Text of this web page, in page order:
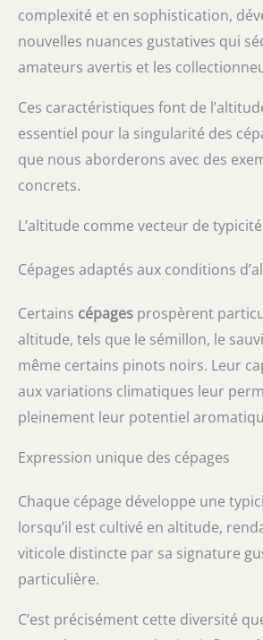
complexité et en sophistication,
nouvelles nuances gustatives qui
amateurs avertis et les
Ces caractéristiques font de
essentiel pour la singularité des
que nous aborderons avec des
concrets.
L’altitude comme vecteur de
Cépages adaptés aux conditions
Certains cépages prospèrent
altitude, tels que le sémillon, le
même certains pinots noirs. Leur
aux variations climatiques leur
pleinement leur potentiel
Expression unique des cépages
Chaque cépage développe une
lorsqu’il est cultivé en altitude,
viticole distincte par sa signature
particulière.
C’est précisément cette diversité